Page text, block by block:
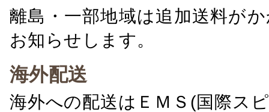
離島・一部地域は追加送料が
お知らせします。
海外配送
海外への配送はＥＭＳ(国際ス